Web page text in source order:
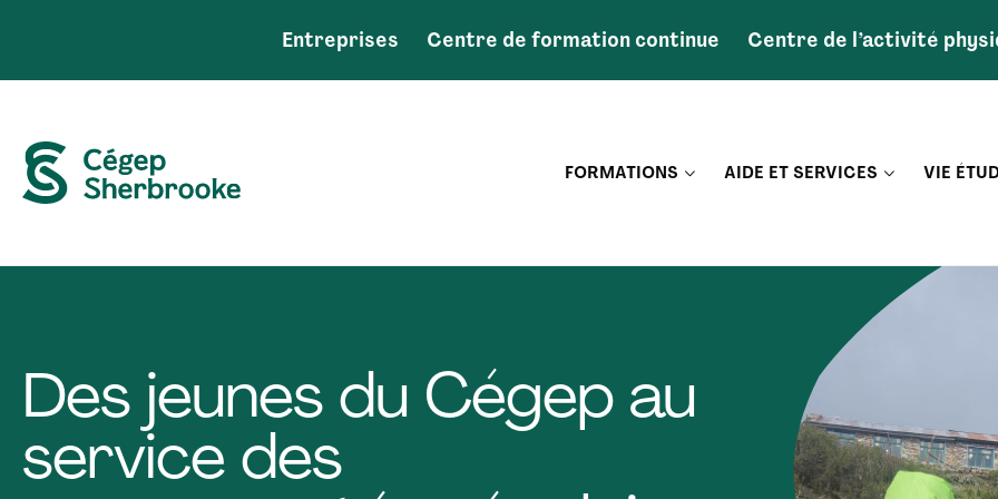
Entreprises Centre de formation continue Centre de l’activité
FORMATIONS AIDE ET SERVICES VIE
Des jeunes du Cégep au
service des